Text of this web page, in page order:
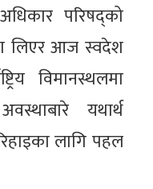
परिषद्को
लिएर आज स्वदेश
विमानस्थलमा
यथार्थ
लागि पहल